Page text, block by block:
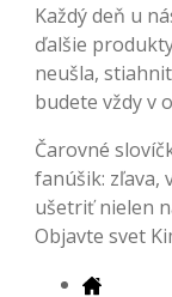
Každý deň u
ďalšie
neušla,
budete vždy v
Čarovné
fanúšik: zľava,
ušetriť nielen
Objavte svet